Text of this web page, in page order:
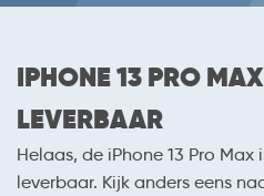
IPHONE 13 PRO
LEVERBAAR
Helaas, de iPhone 13 Pro
leverbaar. Kijk anders eens